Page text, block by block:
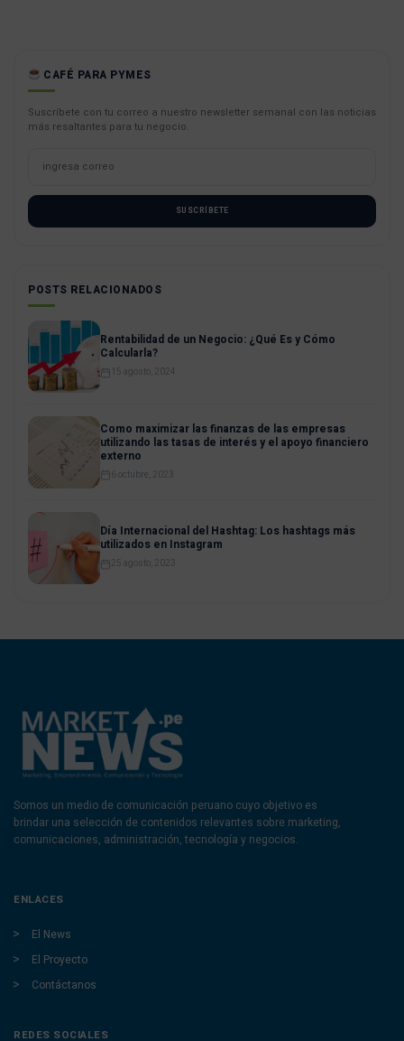
CAFÉ PARA PYMES
Suscríbete con tu correo a nuestro newsletter semanal con las noticias
más resaltantes para tu negocio.
SUSCRÍBETE
POSTS RELACIONADOS
Rentabilidad de un Negocio: ¿Qué Es y Cómo
Calcularla?
15 agosto, 2024
Como maximizar las finanzas de las empresas
utilizando las tasas de interés y el apoyo financiero
externo
6 octubre, 2023
Día Internacional del Hashtag: Los hashtags más
utilizados en Instagram
25 agosto, 2023
Somos un medio de comunicación peruano cuyo objetivo es
brindar una selección de contenidos relevantes sobre marketing,
comunicaciones, administración, tecnología y negocios.
ENLACES
El News
El Proyecto
Contáctanos
REDES SOCIALES